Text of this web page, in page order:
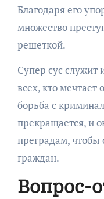
Благодаря его
множество
решеткой.
Супер сус
всех, кто мечтает
борьба с
прекращается, и
преградам, чтобы
граждан.
Вопрос-